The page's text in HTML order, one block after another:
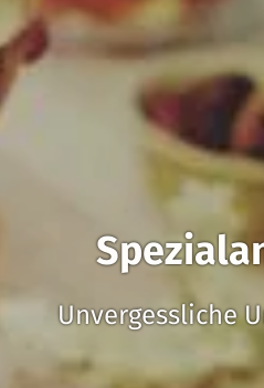
Unvergessliche